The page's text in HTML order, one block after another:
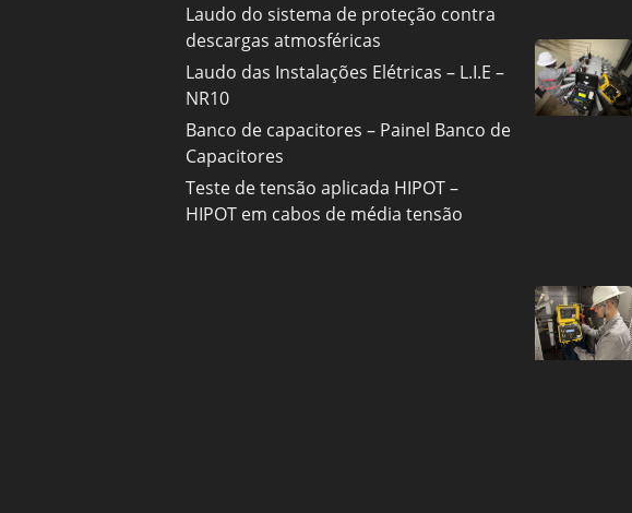
Laudo do sistema de proteção contra
descargas atmosféricas
Laudo das Instalações Elétricas – L.I.E –
NR10
Banco de capacitores – Painel Banco de
Capacitores
Teste de tensão aplicada HIPOT –
HIPOT em cabos de média tensão